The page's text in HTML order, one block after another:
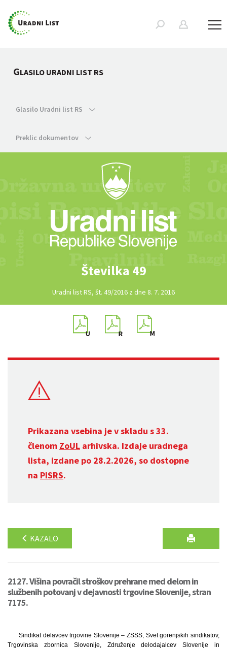
GLASILO URADNI LIST RS
Glasilo Uradni list RS
Preklic dokumentov
Številka 49
Uradni list RS, št. 49/2016 z dne 8. 7. 2016
Prikazana vsebina je v skladu s 33.
členom ZoUL arhivska. Izdaje uradnega
lista, izdane po 28.2.2026, so dostopne
na PISRS.
KAZALO
2127. Višina povračil stroškov prehrane med delom in
službenih potovanj v dejavnosti trgovine Slovenije, stran
7175.
Sindikat delavcev trgovine Slovenije – ZSSS, Svet gorenjskih sindikatov,
Trgovinska zbornica Slovenije, Združenje delodajalcev Slovenije in